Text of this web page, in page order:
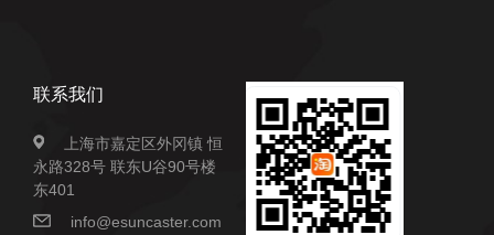
联系我们
上海市嘉定区外冈镇 恒
永路328号 联东U谷90号楼
东401
info@esuncaster.com